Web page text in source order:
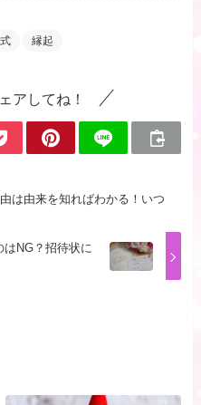
縁起
アしてね！
は由来を知ればわかる！いつ
NG？招待状に